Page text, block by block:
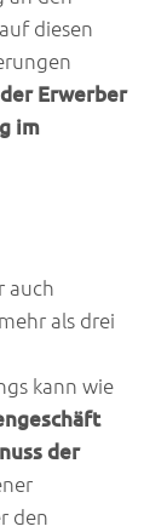
diesen
Erwerber
im
auch
als drei
kann wie
der
den